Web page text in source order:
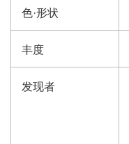
色·形状
丰度
发现者